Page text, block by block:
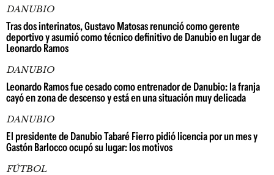
DANUBIO
Tras dos interinatos, Gustavo Matosas renunció como gerente
deportivo y asumió como técnico definitivo de Danubio en lugar de
Leonardo Ramos
DANUBIO
Leonardo Ramos fue cesado como entrenador de Danubio: la franja
cayó en zona de descenso y está en una situación muy delicada
DANUBIO
El presidente de Danubio Tabaré Fierro pidió licencia por un mes y
Gastón Barlocco ocupó su lugar: los motivos
FÚTBOL